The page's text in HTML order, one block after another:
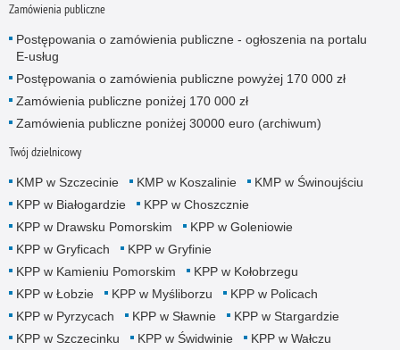
Zamówienia publiczne
Postępowania o zamówienia publiczne - ogłoszenia na portalu
E-usług
Postępowania o zamówienia publiczne powyżej 170 000 zł
Zamówienia publiczne poniżej 170 000 zł
Zamówienia publiczne poniżej 30000 euro (archiwum)
Twój dzielnicowy
KMP w Szczecinie KMP w Koszalinie
KMP w Świnoujściu
KPP w Białogardzie
KPP w Choszcznie
KPP w Drawsku Pomorskim
KPP w Goleniowie
KPP w Gryficach
KPP w Gryfinie
KPP w Kamieniu Pomorskim
KPP w Kołobrzegu
KPP w Łobzie
KPP w Myśliborzu
KPP w Policach
KPP w Pyrzycach
KPP w Sławnie
KPP w Stargardzie
KPP w Szczecinku
KPP w Świdwinie KPP w Wałczu